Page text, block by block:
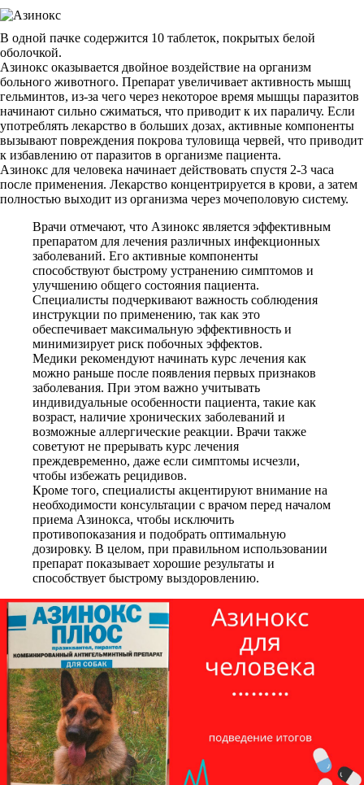
В одной пачке содержится 10 таблеток, покрытых белой
оболочкой.
Азинокс оказывается двойное воздействие на организм
больного животного. Препарат увеличивает активность мышц
гельминтов, из-за чего через некоторое время мышцы паразитов
начинают сильно сжиматься, что приводит к их параличу. Если
употреблять лекарство в больших дозах, активные компоненты
вызывают повреждения покрова туловища червей, что приводит
к избавлению от паразитов в организме пациента.
Азинокс для человека начинает действовать спустя 2-3 часа
после применения. Лекарство концентрируется в крови, а затем
полностью выходит из организма через мочеполовую систему.
Врачи отмечают, что Азинокс является эффективным
препаратом для лечения различных инфекционных
заболеваний. Его активные компоненты
способствуют быстрому устранению симптомов и
улучшению общего состояния пациента.
Специалисты подчеркивают важность соблюдения
инструкции по применению, так как это
обеспечивает максимальную эффективность и
минимизирует риск побочных эффектов.
Медики рекомендуют начинать курс лечения как
можно раньше после появления первых признаков
заболевания. При этом важно учитывать
индивидуальные особенности пациента, такие как
возраст, наличие хронических заболеваний и
возможные аллергические реакции. Врачи также
советуют не прерывать курс лечения
преждевременно, даже если симптомы исчезли,
чтобы избежать рецидивов.
Кроме того, специалисты акцентируют внимание на
необходимости консультации с врачом перед началом
приема Азинокса, чтобы исключить
противопоказания и подобрать оптимальную
дозировку. В целом, при правильном использовании
препарат показывает хорошие результаты и
способствует быстрому выздоровлению.